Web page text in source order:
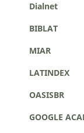
Dialnet
BIBLAT
MIAR
LATINDEX
OASISBR
GOOGLE